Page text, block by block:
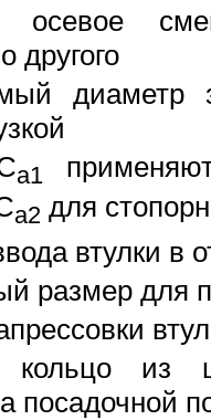
осевое
другого
диаметр
a1
a2 для
втулки в
размер для
кольцо из
посадочной